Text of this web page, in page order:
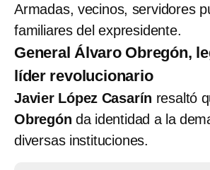
Armadas, vecinos, servidores
familiares del expresidente.
General Álvaro Obregón,
líder revolucionario
Javier López Casarín resaltó
Obregón da identidad a la
diversas instituciones.